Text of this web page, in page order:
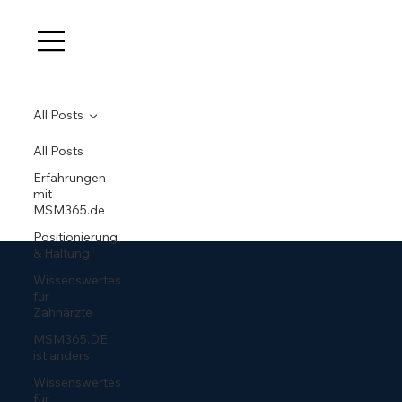
All Posts
Erfahrungen
mit
MSM365.de
Positionierung
& Haltung
Wissenswertes
für
Zahnärzte
MSM365.DE
ist anders
Wissenswertes
für
All Posts